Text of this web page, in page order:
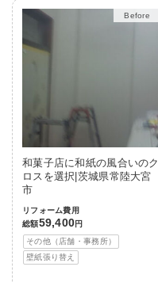
After
和菓子店に和紙の風合いのク
ロスを選択|茨城県常陸大宮
市
リフォーム費用
総額59,400円
その他（店舗・事務所）
壁紙張り替え